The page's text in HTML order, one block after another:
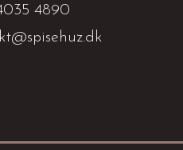
4890